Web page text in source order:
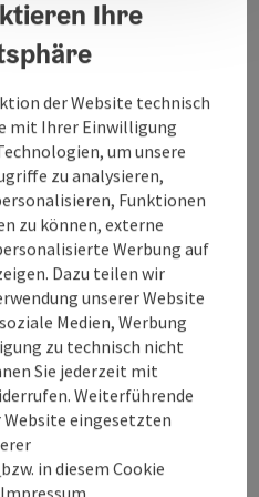
zu Ärtzten,
an.
Ihre
der Website technisch
mit Ihrer Einwilligung
um unsere
zu analysieren,
Funktionen
zu können, externe
Werbung auf
Dazu teilen wir
unserer Website
Medien, Werbung
zu technisch nicht
Sie jederzeit mit
Weiterführende
Website eingesetzten
bzw. in diesem Cookie
Impressum.